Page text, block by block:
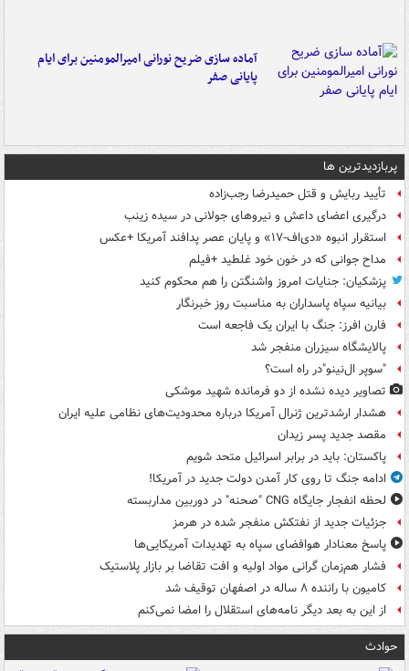
آماده سازی ضریح نورانی امیرالمومنین برای ایام
پایانی صفر
پربازدیدترین ها
تأیید ربایش و قتل حمیدرضا رجب‌زاده
درگیری اعضای داعش و نیروهای جولانی در سیده زینب
استقرار انبوه «دی‌اف‑۱۷» و پایان عصر پدافند آمریکا +عکس
مداح جوانی که در خون خود غلطید +فیلم
پزشکیان: جنایات امروز واشنگتن را هم محکوم کنید
بیانیه سپاه پاسداران به مناسبت روز خبرنگار
فارن افرز: جنگ با ایران یک فاجعه است
پالایشگاه سیزران منفجر شد
"سوپر ال‌نینو"در راه است؟
تصاویر دیده‌ نشده از دو فرمانده شهید موشکی
هشدار ارشدترین ژنرال آمریکا درباره محدودیت‌های نظامی علیه ایران
مقصد جدید پسر زیدان
پاکستان: باید در برابر اسرائیل متحد شویم
ادامه جنگ تا روی کار آمدن دولت جدید در آمریکا!
لحظه انفجار جایگاه CNG "صحنه" در دوربین مداربسته
جزئیات جدید از نفتکش منفجر شده در هرمز
پاسخ معنادار هوافضای سپاه به تهدیدات آمریکایی‌ها
فشار هم‌زمان گرانی مواد اولیه و افت تقاضا بر بازار پلاستیک
کامیون با راننده ۸ ساله در اصفهان توقیف شد
از این به بعد دیگر نامه‌های استقلال را امضا نمی‌کنم
حوادث